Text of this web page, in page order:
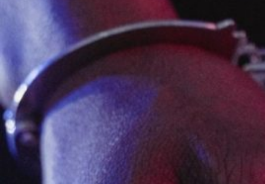
Corredora de seguros
Sobre Protek
Trabaja con nosotros
Novedades
Faq
Contacto